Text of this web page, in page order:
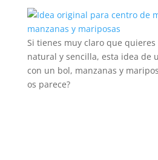
Si tienes muy claro que
natural y sencilla, esta idea de
con un bol, manzanas y
os parece?